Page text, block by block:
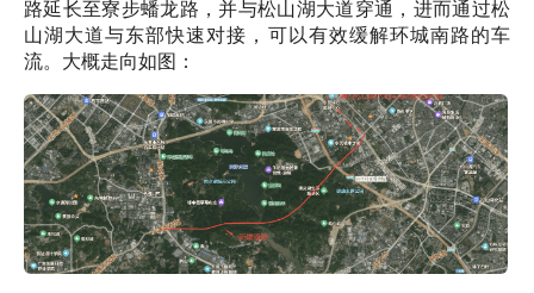
路延长至寮步蟠龙路，并与松山湖大道穿通，进而通过松
山湖大道与东部快速对接，可以有效缓解环城南路的车
流。大概走向如图：